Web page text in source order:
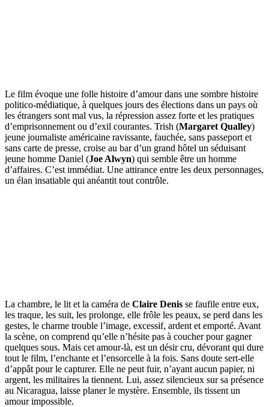
Le film évoque une folle histoire d’amour dans une sombre histoire
politico-médiatique, à quelques jours des élections dans un pays où
les étrangers sont mal vus, la répression assez forte et les pratiques
d’emprisonnement ou d’exil courantes. Trish (Margaret Qualley)
jeune journaliste américaine ravissante, fauchée, sans passeport et
sans carte de presse, croise au bar d’un grand hôtel un séduisant
jeune homme Daniel (Joe Alwyn) qui semble être un homme
d’affaires. C’est immédiat. Une attirance entre les deux personnages,
un élan insatiable qui anéantit tout contrôle.
La chambre, le lit et la caméra de Claire Denis se faufile entre eux,
les traque, les suit, les prolonge, elle frôle les peaux, se perd dans les
gestes, le charme trouble l’image, excessif, ardent et emporté. Avant
la scène, on comprend qu’elle n’hésite pas à coucher pour gagner
quelques sous. Mais cet amour-là, est un désir cru, dévorant qui dure
tout le film, l’enchante et l’ensorcelle à la fois. Sans doute sert-elle
d’appât pour le capturer. Elle ne peut fuir, n’ayant aucun papier, ni
argent, les militaires la tiennent. Lui, assez silencieux sur sa présence
au Nicaragua, laisse planer le mystère. Ensemble, ils tissent un
amour impossible.